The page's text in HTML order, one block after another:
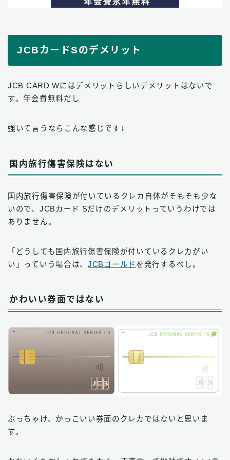
JCBカードSのデメリット
JCB CARD Wにはデメリットらしいデメリットはないで
す。年会費無料だし
強いて言うならこんな感じです↓
国内旅行傷害保険はない
国内旅行傷害保険が付いているクレカ自体がそもそも少な
いので、JCBカード Sだけのデメリットっていうわけでは
ありません。
「どうしても国内旅行傷害保険が付いているクレカがい
い」っていう場合は、 JCBゴールド を発行するべし。
かわいい券面ではない
ぶっちゃけ、かっこいい券面のクレカではないと思いま
す。